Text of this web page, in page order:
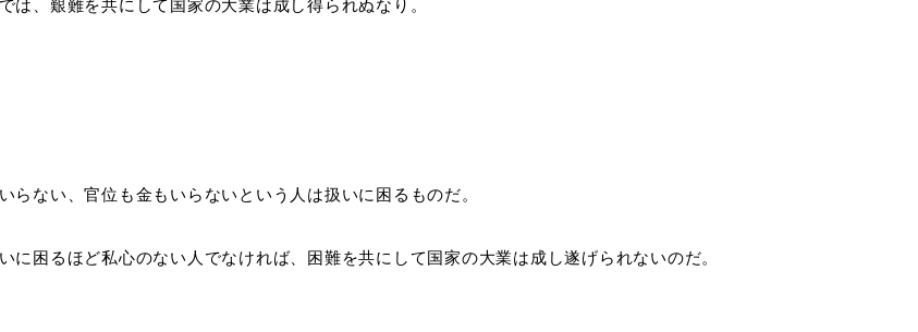
は、艱難を共にして国家の大業は成し得られぬなり。
らない、官位も金もいらないという人は扱いに困るものだ。
に困るほど私心のない人でなければ、困難を共にして国家の大業は成し遂げられないのだ。